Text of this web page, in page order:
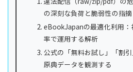
の深刻な負荷と脆弱性の指摘
eBookJapanの最適化利用
率で運用する解析
公式の「無料お試し」「割
原典データを観測する